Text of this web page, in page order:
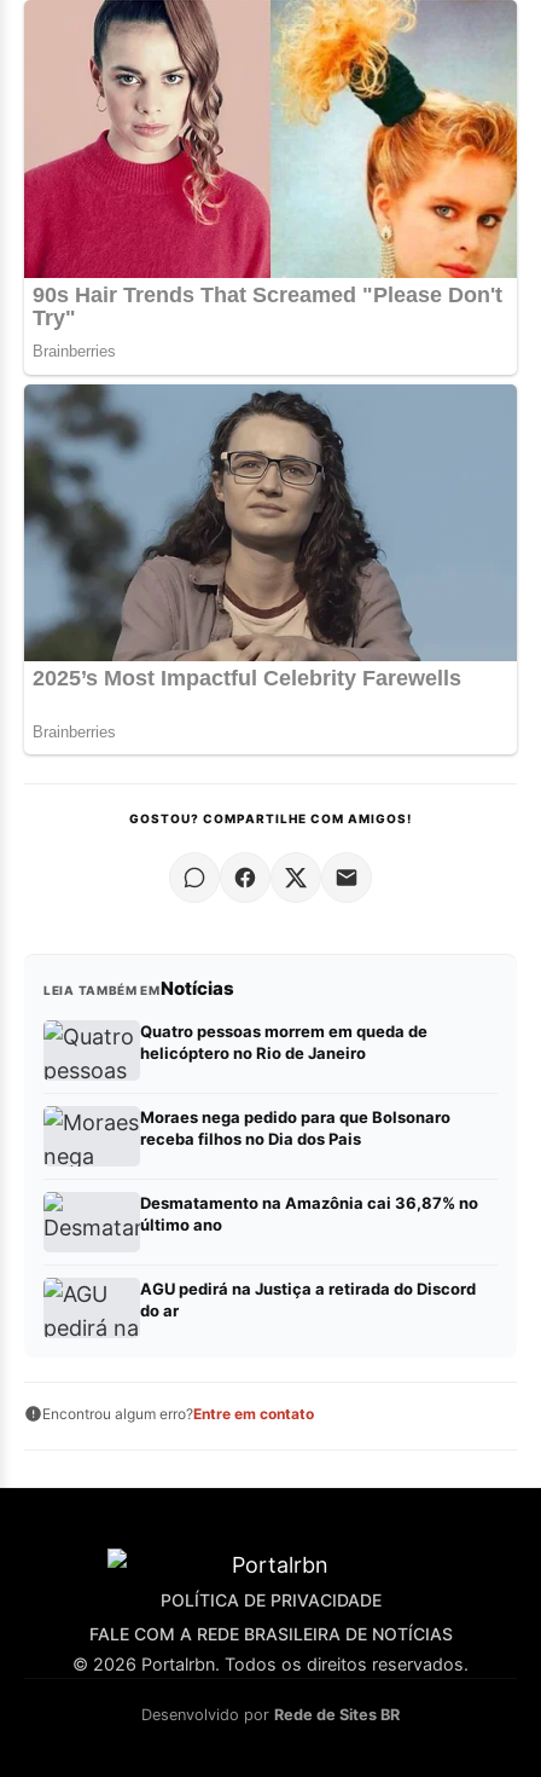
GOSTOU? COMPARTILHE COM AMIGOS!
LEIA TAMBÉM EMNotícias
Quatro pessoas morrem em queda de
helicóptero no Rio de Janeiro
Moraes nega pedido para que Bolsonaro
receba filhos no Dia dos Pais
Desmatamento na Amazônia cai 36,87% no
último ano
AGU pedirá na Justiça a retirada do Discord
do ar
Encontrou algum erro?Entre em contato
POLÍTICA DE PRIVACIDADE
FALE COM A REDE BRASILEIRA DE NOTÍCIAS
© 2026 Portalrbn. Todos os direitos reservados.
Desenvolvido por Rede de Sites BR